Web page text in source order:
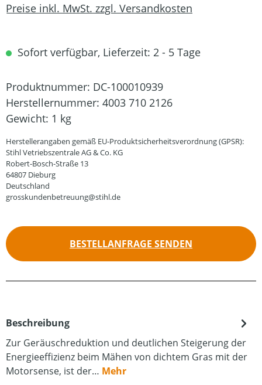
Preise inkl. MwSt. zzgl. Versandkosten
Sofort verfügbar, Lieferzeit: 2 - 5 Tage
Produktnummer: DC-100010939
Herstellernummer: 4003 710 2126
Gewicht: 1 kg
Herstellerangaben gemäß EU-Produktsicherheitsverordnung (GPSR):
Stihl Vetriebszentrale AG & Co. KG
Robert-Bosch-Straße 13
64807 Dieburg
Deutschland
grosskundenbetreuung@stihl.de
BESTELLANFRAGE SENDEN
Beschreibung
Zur Geräuschreduktion und deutlichen Steigerung der
Energieeffizienz beim Mähen von dichtem Gras mit der
Motorsense, ist der… Mehr